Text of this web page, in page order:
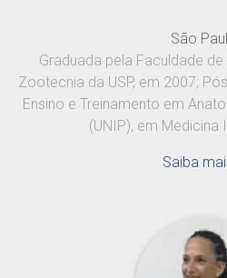
São
Graduada pela Faculdade
Zootecnia da USP, em 2007;
Ensino e Treinamento em
(UNIP), em Medicina
Saiba